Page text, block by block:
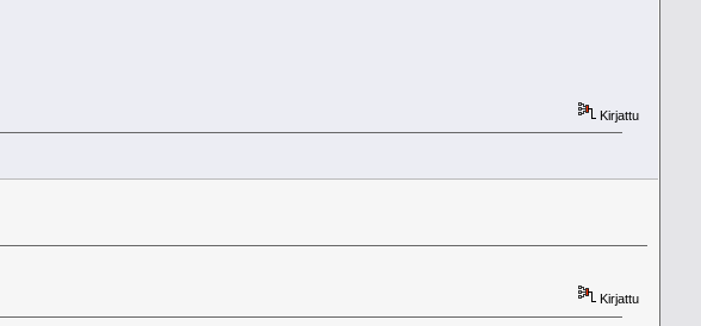
Kirjattu
Kirjattu